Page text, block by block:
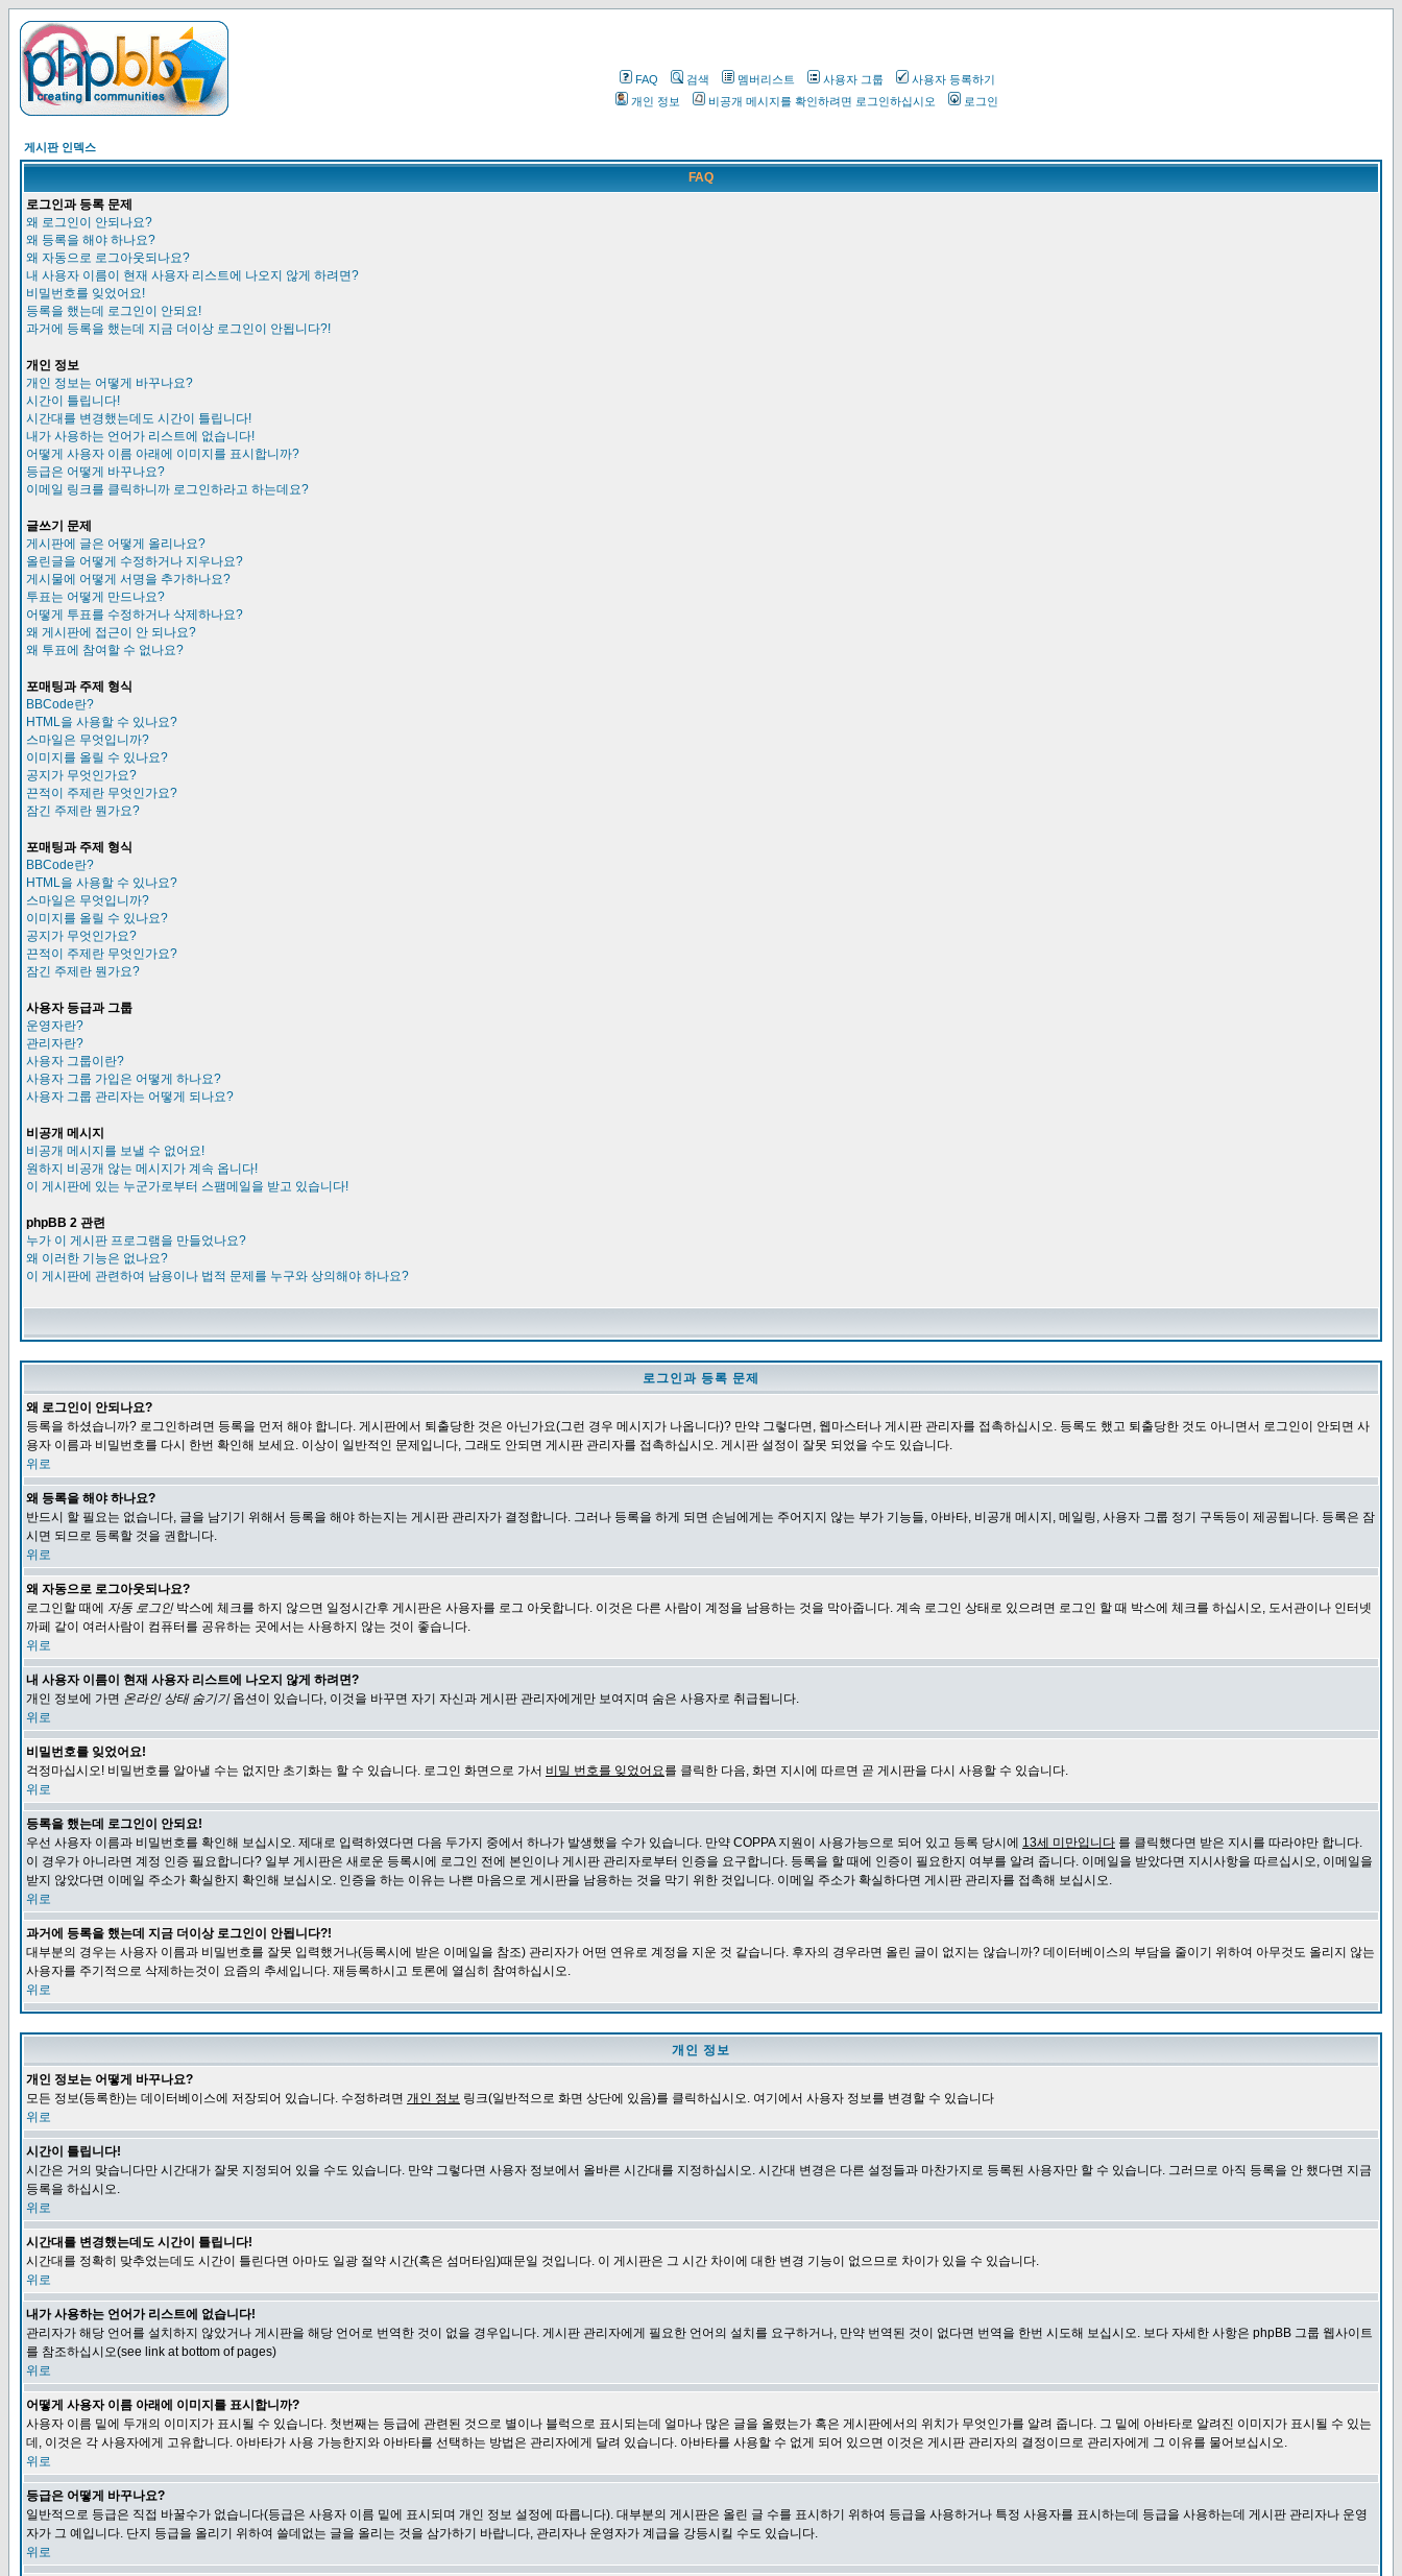
FAQ 검색 멤버리스트 사용자 그룹
사용자 등록하기
개인 정보
비공개 메시지를 확인하려면 로그인하십시오 로그인
게시판 인덱스
FAQ
로그인과 등록 문제
왜 로그인이 안되나요?
왜 등록을 해야 하나요?
왜 자동으로 로그아웃되나요?
내 사용자 이름이 현재 사용자 리스트에 나오지 않게 하려면?
비밀번호를 잊었어요!
등록을 했는데 로그인이 안되요!
과거에 등록을 했는데 지금 더이상 로그인이 안됩니다?!
개인 정보
개인 정보는 어떻게 바꾸나요?
시간이 틀립니다!
시간대를 변경했는데도 시간이 틀립니다!
내가 사용하는 언어가 리스트에 없습니다!
어떻게 사용자 이름 아래에 이미지를 표시합니까?
등급은 어떻게 바꾸나요?
이메일 링크를 클릭하니까 로그인하라고 하는데요?
글쓰기 문제
게시판에 글은 어떻게 올리나요?
올린글을 어떻게 수정하거나 지우나요?
게시물에 어떻게 서명을 추가하나요?
투표는 어떻게 만드나요?
어떻게 투표를 수정하거나 삭제하나요?
왜 게시판에 접근이 안 되나요?
왜 투표에 참여할 수 없나요?
포매팅과 주제 형식
BBCode란?
HTML을 사용할 수 있나요?
스마일은 무엇입니까?
이미지를 올릴 수 있나요?
공지가 무엇인가요?
끈적이 주제란 무엇인가요?
잠긴 주제란 뭔가요?
포매팅과 주제 형식
BBCode란?
HTML을 사용할 수 있나요?
스마일은 무엇입니까?
이미지를 올릴 수 있나요?
공지가 무엇인가요?
끈적이 주제란 무엇인가요?
잠긴 주제란 뭔가요?
사용자 등급과 그룹
운영자란?
관리자란?
사용자 그룹이란?
사용자 그룹 가입은 어떻게 하나요?
사용자 그룹 관리자는 어떻게 되나요?
비공개 메시지
비공개 메시지를 보낼 수 없어요!
원하지 비공개 않는 메시지가 계속 옵니다!
이 게시판에 있는 누군가로부터 스팸메일을 받고 있습니다!
phpBB 2 관련
누가 이 게시판 프로그램을 만들었나요?
왜 이러한 기능은 없나요?
이 게시판에 관련하여 남용이나 법적 문제를 누구와 상의해야 하나요?
로그인과 등록 문제
왜 로그인이 안되나요?
등록을 하셨습니까? 로그인하려면 등록을 먼저 해야 합니다. 게시판에서 퇴출당한 것은 아닌가요(그런 경우 메시지가 나옵니다)? 만약 그렇다면, 웹마스터나 게시판 관리자를 접촉하십시오. 등록도 했고 퇴출당한 것도 아니면서 로그인이 안되면 사
용자 이름과 비밀번호를 다시 한번 확인해 보세요. 이상이 일반적인 문제입니다, 그래도 안되면 게시판 관리자를 접촉하십시오. 게시판 설정이 잘못 되었을 수도 있습니다.
위로
왜 등록을 해야 하나요?
반드시 할 필요는 없습니다, 글을 남기기 위해서 등록을 해야 하는지는 게시판 관리자가 결정합니다. 그러나 등록을 하게 되면 손님에게는 주어지지 않는 부가 기능들, 아바타, 비공개 메시지, 메일링, 사용자 그룹 정기 구독등이 제공됩니다. 등록은 잠
시면 되므로 등록할 것을 권합니다.
위로
왜 자동으로 로그아웃되나요?
로그인할 때에 자동 로그인박스에 체크를 하지 않으면 일정시간후 게시판은 사용자를 로그 아웃합니다. 이것은 다른 사람이 계정을 남용하는 것을 막아줍니다. 계속 로그인 상태로 있으려면 로그인 할 때 박스에 체크를 하십시오, 도서관이나 인터넷
까페 같이 여러사람이 컴퓨터를 공유하는 곳에서는 사용하지 않는 것이 좋습니다.
위로
내 사용자 이름이 현재 사용자 리스트에 나오지 않게 하려면?
개인 정보에 가면 온라인 상태 숨기기옵션이 있습니다, 이것을 바꾸면 자기 자신과 게시판 관리자에게만 보여지며 숨은 사용자로 취급됩니다.
위로
비밀번호를 잊었어요!
걱정마십시오! 비밀번호를 알아낼 수는 없지만 초기화는 할 수 있습니다. 로그인 화면으로 가서 비밀 번호를 잊었어요를 클릭한 다음, 화면 지시에 따르면 곧 게시판을 다시 사용할 수 있습니다.
위로
등록을 했는데 로그인이 안되요!
우선 사용자 이름과 비밀번호를 확인해 보십시오. 제대로 입력하였다면 다음 두가지 중에서 하나가 발생했을 수가 있습니다. 만약 COPPA 지원이 사용가능으로 되어 있고 등록 당시에 13세 미만입니다 를 클릭했다면 받은 지시를 따라야만 합니다.
이 경우가 아니라면 계정 인증 필요합니다? 일부 게시판은 새로운 등록시에 로그인 전에 본인이나 게시판 관리자로부터 인증을 요구합니다. 등록을 할 때에 인증이 필요한지 여부를 알려 줍니다. 이메일을 받았다면 지시사항을 따르십시오, 이메일을
받지 않았다면 이메일 주소가 확실한지 확인해 보십시오. 인증을 하는 이유는 나쁜 마음으로 게시판을 남용하는 것을 막기 위한 것입니다. 이메일 주소가 확실하다면 게시판 관리자를 접촉해 보십시오.
위로
과거에 등록을 했는데 지금 더이상 로그인이 안됩니다?!
대부분의 경우는 사용자 이름과 비밀번호를 잘못 입력했거나(등록시에 받은 이메일을 참조) 관리자가 어떤 연유로 계정을 지운 것 같습니다. 후자의 경우라면 올린 글이 없지는 않습니까? 데이터베이스의 부담을 줄이기 위하여 아무것도 올리지 않는
사용자를 주기적으로 삭제하는것이 요즘의 추세입니다. 재등록하시고 토론에 열심히 참여하십시오.
위로
개인 정보
개인 정보는 어떻게 바꾸나요?
모든 정보(등록한)는 데이터베이스에 저장되어 있습니다. 수정하려면 개인 정보 링크(일반적으로 화면 상단에 있음)를 클릭하십시오. 여기에서 사용자 정보를 변경할 수 있습니다
위로
시간이 틀립니다!
시간은 거의 맞습니다만 시간대가 잘못 지정되어 있을 수도 있습니다. 만약 그렇다면 사용자 정보에서 올바른 시간대를 지정하십시오. 시간대 변경은 다른 설정들과 마찬가지로 등록된 사용자만 할 수 있습니다. 그러므로 아직 등록을 안 했다면 지금
등록을 하십시오.
위로
시간대를 변경했는데도 시간이 틀립니다!
시간대를 정확히 맞추었는데도 시간이 틀린다면 아마도 일광 절약 시간(혹은 섬머타임)때문일 것입니다. 이 게시판은 그 시간 차이에 대한 변경 기능이 없으므로 차이가 있을 수 있습니다.
위로
내가 사용하는 언어가 리스트에 없습니다!
관리자가 해당 언어를 설치하지 않았거나 게시판을 해당 언어로 번역한 것이 없을 경우입니다. 게시판 관리자에게 필요한 언어의 설치를 요구하거나, 만약 번역된 것이 없다면 번역을 한번 시도해 보십시오. 보다 자세한 사항은 phpBB 그룹 웹사이트
를 참조하십시오(see link at bottom of pages)
위로
어떻게 사용자 이름 아래에 이미지를 표시합니까?
사용자 이름 밑에 두개의 이미지가 표시될 수 있습니다. 첫번째는 등급에 관련된 것으로 별이나 블럭으로 표시되는데 얼마나 많은 글을 올렸는가 혹은 게시판에서의 위치가 무엇인가를 알려 줍니다. 그 밑에 아바타로 알려진 이미지가 표시될 수 있는
데, 이것은 각 사용자에게 고유합니다. 아바타가 사용 가능한지와 아바타를 선택하는 방법은 관리자에게 달려 있습니다. 아바타를 사용할 수 없게 되어 있으면 이것은 게시판 관리자의 결정이므로 관리자에게 그 이유를 물어보십시오.
위로
등급은 어떻게 바꾸나요?
일반적으로 등급은 직접 바꿀수가 없습니다(등급은 사용자 이름 밑에 표시되며 개인 정보 설정에 따릅니다). 대부분의 게시판은 올린 글 수를 표시하기 위하여 등급을 사용하거나 특정 사용자를 표시하는데 등급을 사용하는데 게시판 관리자나 운영
자가 그 예입니다. 단지 등급을 올리기 위하여 쓸데없는 글을 올리는 것을 삼가하기 바랍니다, 관리자나 운영자가 계급을 강등시킬 수도 있습니다.
위로